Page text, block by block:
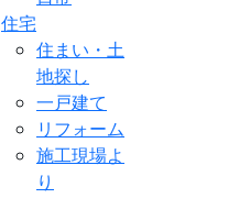
住宅
住まい・土
地探し
一戸建て
リフォーム
施工現場よ
り